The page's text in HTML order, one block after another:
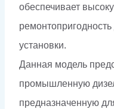
обеспечивает
установки.
Данная модель
промышленную
предназначенную